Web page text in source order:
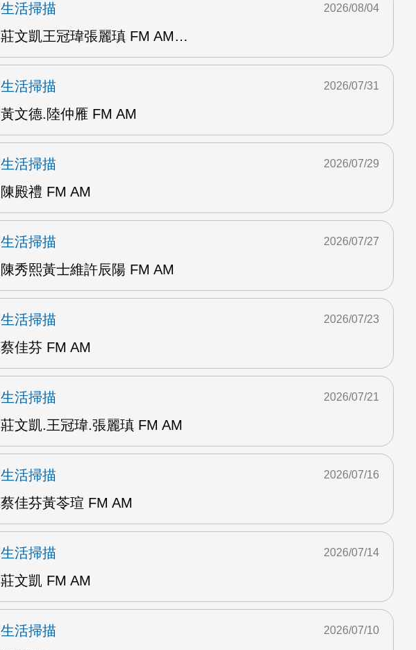
生活掃描
莊文凱王冠瑋張麗瑱 FM AM…
2026/08/04
生活掃描
黃文德.陸仲雁 FM AM
2026/07/31
生活掃描
陳殿禮 FM AM
2026/07/29
生活掃描
陳秀熙黃士維許辰陽 FM AM
2026/07/27
生活掃描
蔡佳芬 FM AM
2026/07/23
生活掃描
莊文凱.王冠瑋.張麗瑱 FM AM
2026/07/21
生活掃描
蔡佳芬黃苓瑄 FM AM
2026/07/16
生活掃描
莊文凱 FM AM
2026/07/14
生活掃描
2026/07/10